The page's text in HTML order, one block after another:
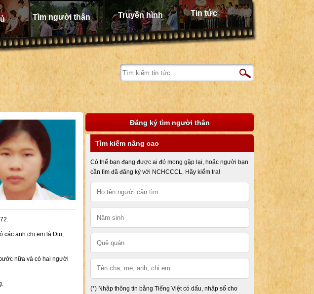
Tìm người thân Truyền hình Tin tức
các anh chị em là Dịu,
nữa và có hai người
Đăng ký tìm người thân
Tìm kiếm nâng cao
Có thể bạn đang được ai đó mong gặp lại, hoặc người bạn
cần tìm đã đăng ký với NCHCCCL. Hãy kiểm tra!
(*) Nhập thông tin bằng Tiếng Việt có dấu, nhập số cho